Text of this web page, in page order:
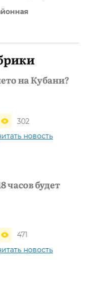
на Кубани?
302
новость
часов будет
471
новость